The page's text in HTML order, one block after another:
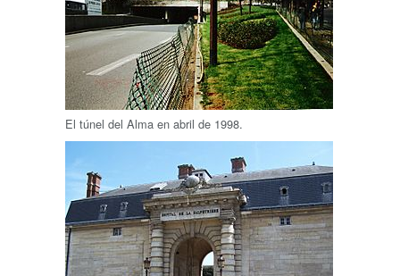
El túnel del Alma en abril de 1998.